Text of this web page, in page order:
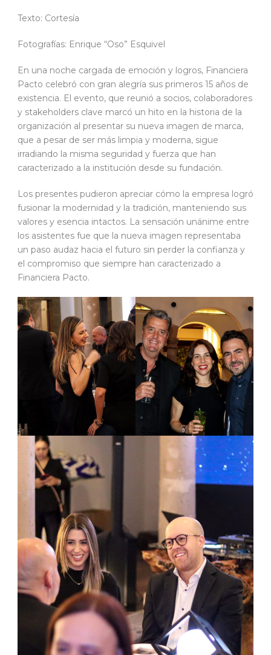
Texto: Cortesía
Fotografías: Enrique “Oso” Esquivel
En una noche cargada de emoción y logros, Financiera
Pacto celebró con gran alegría sus primeros 15 años de
existencia. El evento, que reunió a socios, colaboradores
y stakeholders clave marcó un hito en la historia de la
organización al presentar su nueva imagen de marca,
que a pesar de ser más limpia y moderna, sigue
irradiando la misma seguridad y fuerza que han
caracterizado a la institución desde su fundación.
Los presentes pudieron apreciar cómo la empresa logró
fusionar la modernidad y la tradición, manteniendo sus
valores y esencia intactos. La sensación unánime entre
los asistentes fue que la nueva imagen representaba
un paso audaz hacia el futuro sin perder la confianza y
el compromiso que siempre han caracterizado a
Financiera Pacto.